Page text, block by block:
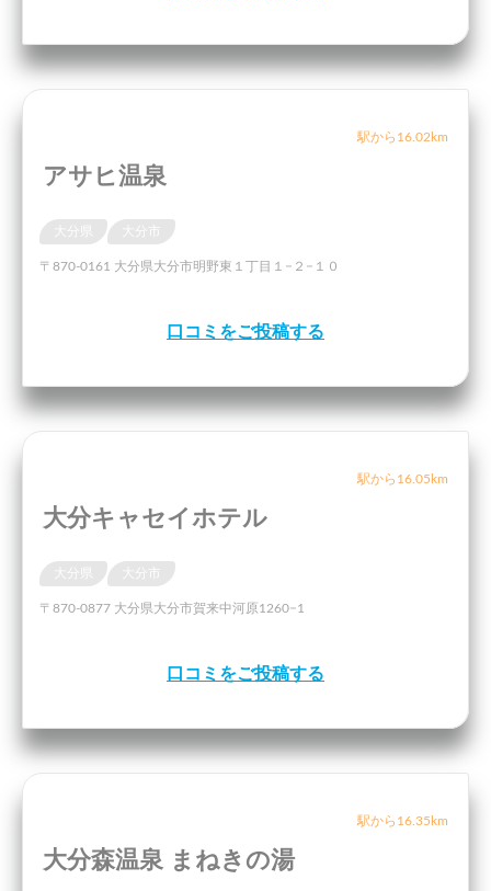
駅から16.02km
アサヒ温泉
〒870-0161 大分県大分市明野東１丁目１−２−１０
口コミをご投稿する
駅から16.05km
大分キャセイホテル
〒870-0877 大分県大分市賀来中河原1260−1
口コミをご投稿する
駅から16.35km
大分森温泉 まねきの湯